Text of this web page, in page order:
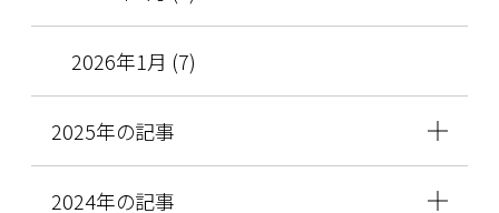
2026年1月 (7)
2025年の記事
2024年の記事